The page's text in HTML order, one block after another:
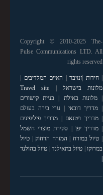
Copyright © 2010-2025 The-
Pulse Communications LTD. All
rights reserved
|חידות |זנזיבר | האיים המלדיבים |
מלונות בישראל |
Travel site
|מלונות באילת | בניית קישורים
| מדריך דובאי | ערי בירה בעולם
|מדריך ויטנאם | מדריך פיליפינים
|מדריך יפן | סקירת מוצרי חשמל
| טיול במזרח | המזרח הרחוק| טיול
במרוקו| טיול בתאילנד| טיול בהולנד
|